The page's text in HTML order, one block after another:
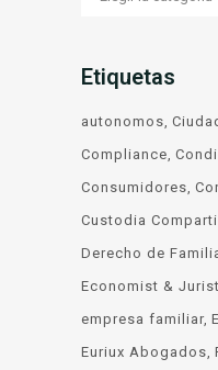
Etiquetas
autonomos
Compliance
Consumidores
Custodia
Derecho de
Economist & Jurist
empresa familiar
Euriux Abogados